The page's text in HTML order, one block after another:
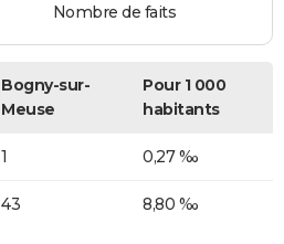
Nombre de faits
Bogny-sur-
Meuse
Pour 1 000
habitants
1 0,27 ‰
43 8,80 ‰